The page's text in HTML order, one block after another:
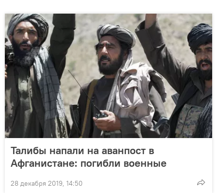
Талибы напали на аванпост в
Афганистане: погибли военные
28 декабря 2019, 14:50